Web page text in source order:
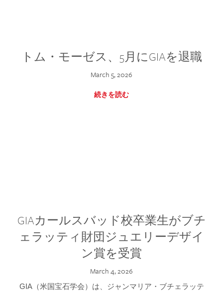
トム・モーゼス、5月にGIAを退職
March 5, 2026
続きを読む
GIAカールスバッド校卒業生がブチ
ェラッティ財団ジュエリーデザイ
ン賞を受賞
March 4, 2026
GIA（米国宝石学会）は、ジャンマリア・ブチェラッテ